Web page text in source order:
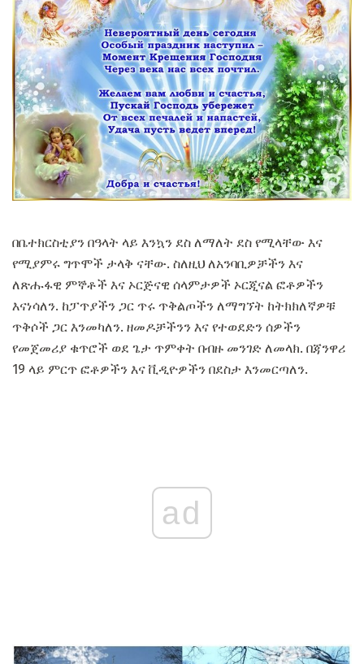
በቤተክርስቲያን በዓላት ላይ እንኳን ደስ ለማለት ደስ የሚላቸው እና
የሚያምሩ ግጥሞች ታላቅ ናቸው. ስለዚህ ለአንባቢዎቻችን እና
ለጽሑፋዊ ምኞቶች እና ኦርጅናዊ ሰላምታዎች ኦርጂናል ፎቶዎችን
እናነሳለን. ከፓጥያችን ጋር ጥሩ ጥቅልጦችን ለማግኘት ከትክክለኛዎቹ
ጥቅሶች ጋር እንመካለን. ዘመዶቻችንን እና የተወደድን ሰዎችን
የመጀመሪያ ቁጥሮች ወደ ጌታ ጥምቀት በብዙ መንገድ ለመላክ. በጃንዋሪ
19 ላይ ምርጥ ፎቶዎችን እና ቪዲዮዎችን በደስታ እንመርጣለን.
ad